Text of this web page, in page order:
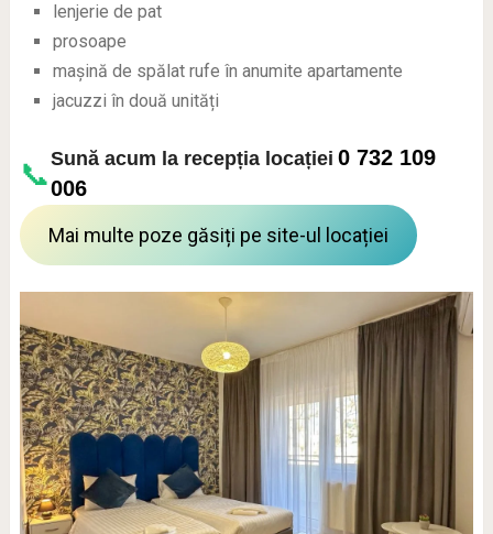
lenjerie de pat
prosoape
mașină de spălat rufe în anumite apartamente
jacuzzi în două unități
📞Sună acum la recepția locației 0 732 109
006
Mai multe poze găsiți pe site-ul locației